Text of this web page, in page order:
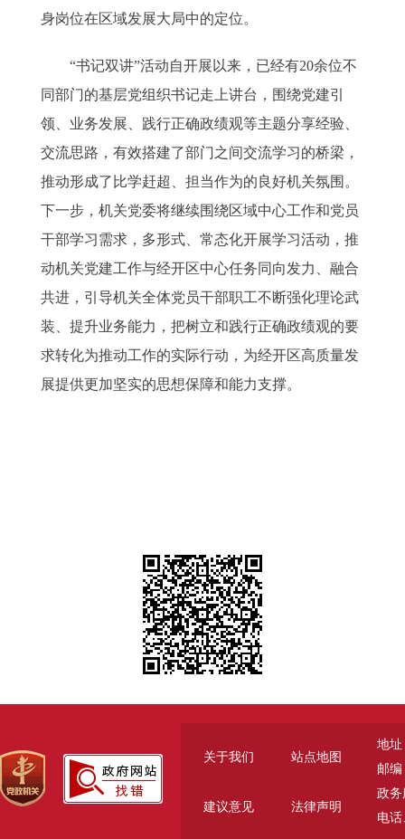
身岗位在区域发展大局中的定位。
“书记双讲”活动自开展以来，已经有20余位不
同部门的基层党组织书记走上讲台，围绕党建引
领、业务发展、践行正确政绩观等主题分享经验、
交流思路，有效搭建了部门之间交流学习的桥梁，
推动形成了比学赶超、担当作为的良好机关氛围。
下一步，机关党委将继续围绕区域中心工作和党员
干部学习需求，多形式、常态化开展学习活动，推
动机关党建工作与经开区中心任务同向发力、融合
共进，引导机关全体党员干部职工不断强化理论武
装、提升业务能力，把树立和践行正确政绩观的要
求转化为推动工作的实际行动，为经开区高质量发
展提供更加坚实的思想保障和能力支撑。
关于我们 站点地图
建议意见 法律声明
地址
邮编
政务
电话